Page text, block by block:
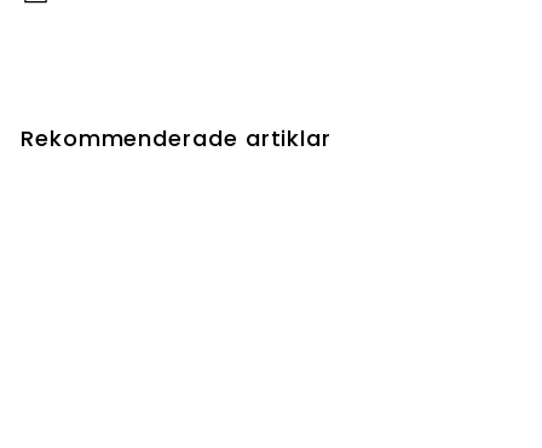
Rekommenderade artiklar